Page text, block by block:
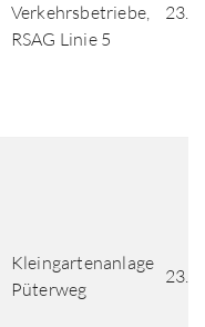
Verkehrsbetriebe,
RSAG Linie 5
Kleingartenanlage
Püterweg